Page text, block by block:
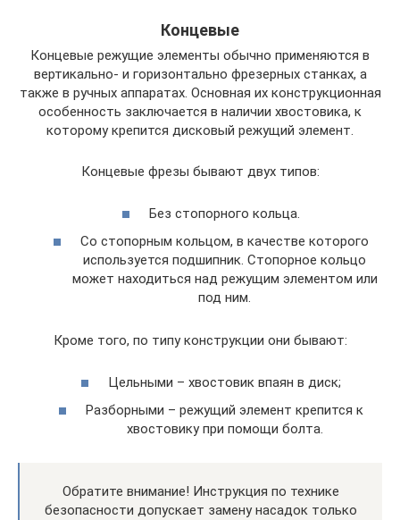
Концевые
Концевые режущие элементы обычно применяются в
вертикально- и горизонтально фрезерных станках, а
также в ручных аппаратах. Основная их конструкционная
особенность заключается в наличии хвостовика, к
которому крепится дисковый режущий элемент.
Концевые фрезы бывают двух типов:
Без стопорного кольца.
Со стопорным кольцом, в качестве которого
используется подшипник. Стопорное кольцо
может находиться над режущим элементом или
под ним.
Кроме того, по типу конструкции они бывают:
Цельными – хвостовик впаян в диск;
Разборными – режущий элемент крепится к
хвостовику при помощи болта.
Обратите внимание! Инструкция по технике
безопасности допускает замену насадок только